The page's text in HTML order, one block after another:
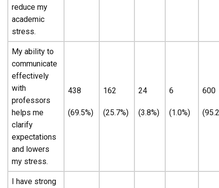
reduce my
academic
stress.
My ability to
communicate
effectively
with
professors
helps me
clarify
expectations
and lowers
my stress.
438
(69.5%)
162
(25.7%)
24
(3.8%)
6
(1.0%)
600
I have strong